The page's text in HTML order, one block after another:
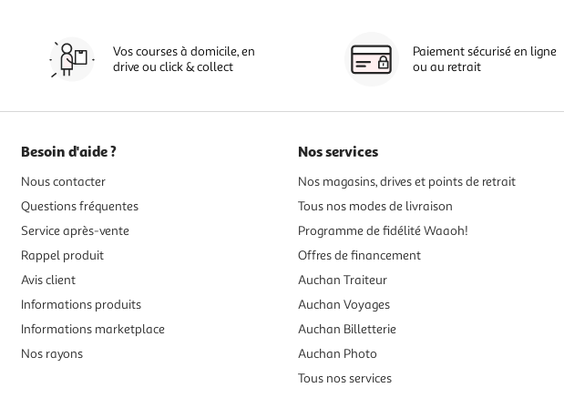
Vos courses à domicile, en
drive ou click & collect
Paiement sécurisé en ligne
ou au retrait
Besoin d'aide ?
Nous contacter
Questions fréquentes
Service après-vente
Rappel produit
Avis client
Informations produits
Informations marketplace
Nos rayons
Nos services
Nos magasins, drives et points de retrait
Tous nos modes de livraison
Programme de fidélité Waaoh!
Offres de financement
Auchan Traiteur
Auchan Voyages
Auchan Billetterie
Auchan Photo
Tous nos services